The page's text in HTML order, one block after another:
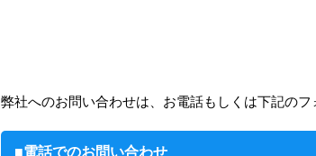
弊社へのお問い合わせは、お電話もしくは下記のフ
■電話でのお問い合わせ